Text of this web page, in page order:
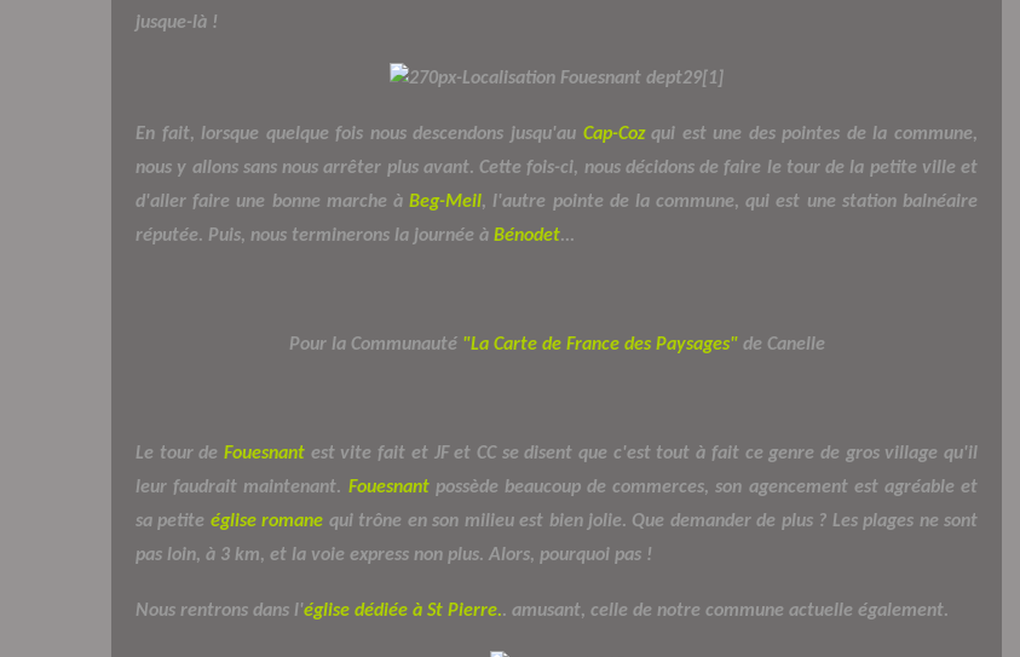
jusque-là !
En fait, lorsque quelque fois nous descendons jusqu'au Cap-Cozqui est une des pointes de la commune,
nous y allons sans nous arrêter plus avant. Cette fois-ci, nous décidons de faire le tour de la petite ville et
d'aller faire une bonne marche àBeg-Meil, l'autre pointe de la commune, qui est une station balnéaire
réputée. Puis, nous terminerons la journée à Bénodet...
Pour la Communauté "La Carte de France des Paysages"de Canelle
Le tour deFouesnant est vite fait et JF et CC se disent que c'est tout à fait ce genre de gros village qu'il
leur faudrait maintenant. Fouesnantpossède beaucoup de commerces, son agencement est agréable et
sa petite église romane qui trône en son milieu est bien jolie. Que demander de plus ? Les plages ne sont
pas loin, à 3 km, et la voie express non plus. Alors, pourquoi pas !
Nous rentrons dans l'église dédiée à St Pierre.. amusant, celle de notre commune actuelle également.